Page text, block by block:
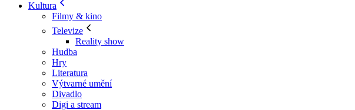
Kultura
Filmy & kino
Televize
Reality show
Hudba
Hry
Literatura
Výtvarné umění
Divadlo
Digi a stream